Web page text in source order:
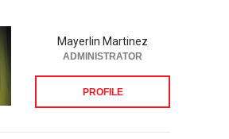
Mayerlin Martinez
ADMINISTRATOR
PROFILE